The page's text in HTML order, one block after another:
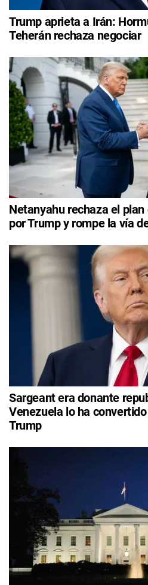
Trump aprieta a Irán:
Teherán rechaza negociar
Netanyahu rechaza el
por Trump y rompe la vía
Sargeant era donante
Venezuela lo ha
Trump